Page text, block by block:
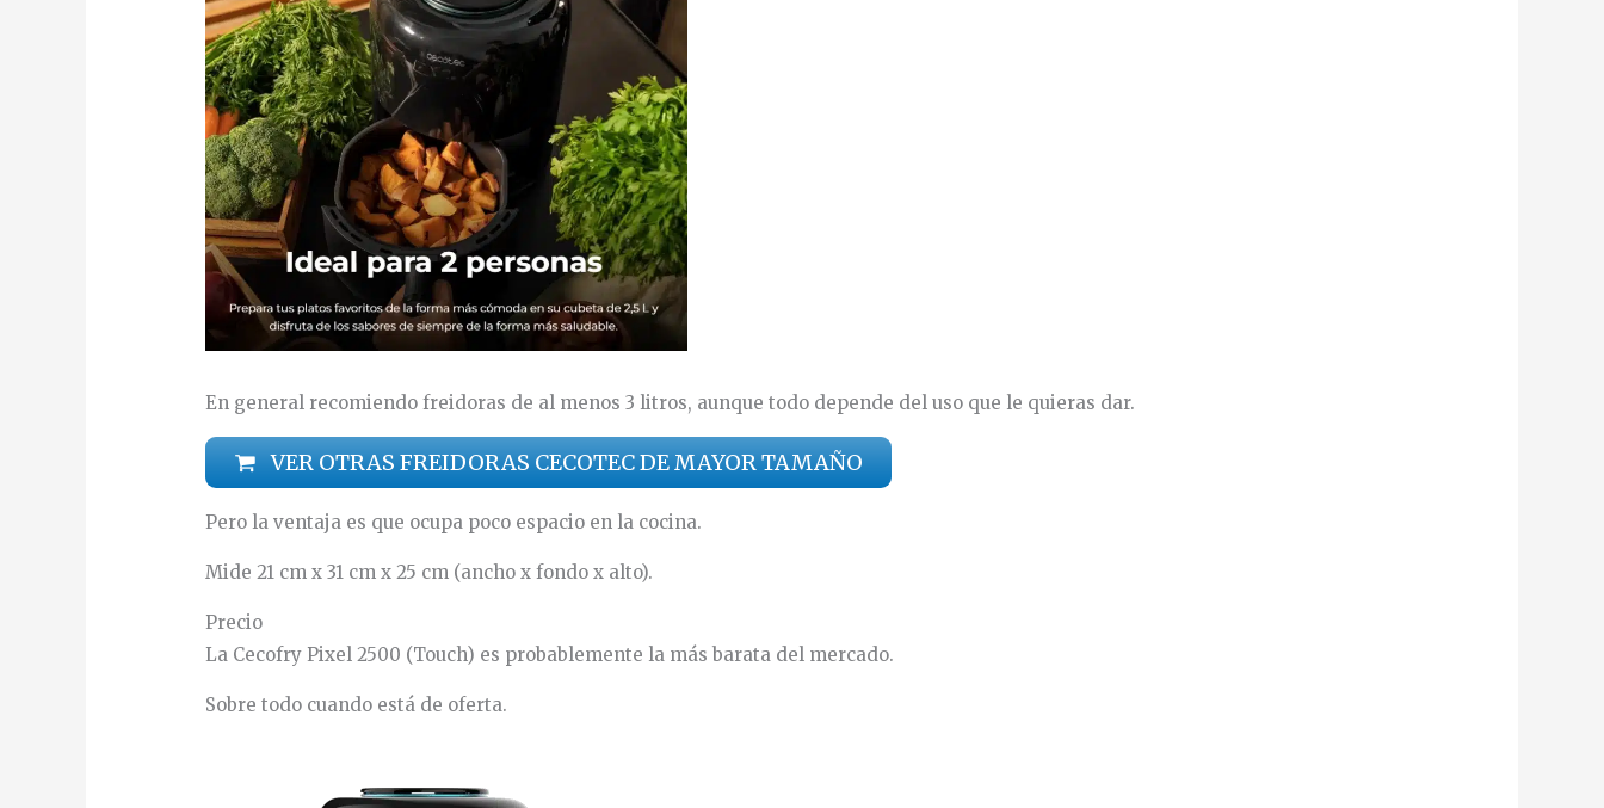
En general recomiendo freidoras de al menos 3 litros, aunque todo depende del uso que le quieras dar.
VER OTRAS FREIDORAS CECOTEC DE MAYOR TAMAÑO
Pero la ventaja es que ocupa poco espacio en la cocina.
Mide 21 cm x 31 cm x 25 cm (ancho x fondo x alto).
Precio
La Cecofry Pixel 2500 (Touch) es probablemente la más barata del mercado.
Sobre todo cuando está de oferta.